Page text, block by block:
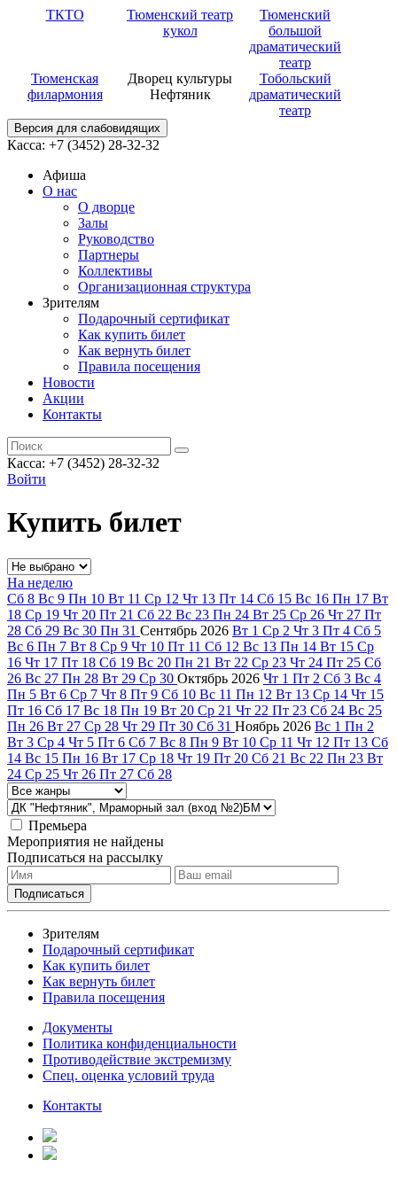
ТКТО
Тюменский театр
кукол
Тюменский
большой
драматический
театр
Тюменская
филармония
Дворец культуры
Нефтяник
Тобольский
драматический
театр
Версия для слабовидящих
Касса: +7 (3452) 28-32-32
Афиша
О нас
О дворце
Залы
Руководство
Партнеры
Коллективы
Организационная структура
Зрителям
Подарочный сертификат
Как купить билет
Как вернуть билет
Правила посещения
Новости
Акции
Контакты
Касса: +7 (3452) 28-32-32
Войти
Купить билет
На неделю
Сб 8 Вс 9 Пн 10 Вт 11 Ср 12 Чт 13 Пт 14 Сб 15 Вс 16 Пн 17 Вт
18 Ср 19 Чт 20 Пт 21 Сб 22 Вс 23 Пн 24 Вт 25 Ср 26 Чт 27 Пт
28 Сб 29 Вс 30 Пн 31 Сентябрь 2026 Вт 1 Ср 2 Чт 3 Пт 4 Сб 5
Вс 6 Пн 7 Вт 8 Ср 9 Чт 10 Пт 11 Сб 12 Вс 13 Пн 14 Вт 15 Ср
16 Чт 17 Пт 18 Сб 19 Вс 20 Пн 21 Вт 22 Ср 23 Чт 24 Пт 25 Сб
26 Вс 27 Пн 28 Вт 29 Ср 30 Октябрь 2026 Чт 1 Пт 2 Сб 3 Вс 4
Пн 5 Вт 6 Ср 7 Чт 8 Пт 9 Сб 10 Вс 11 Пн 12 Вт 13 Ср 14 Чт 15
Пт 16 Сб 17 Вс 18 Пн 19 Вт 20 Ср 21 Чт 22 Пт 23 Сб 24 Вс 25
Пн 26 Вт 27 Ср 28 Чт 29 Пт 30 Сб 31 Ноябрь 2026 Вс 1 Пн 2
Вт 3 Ср 4 Чт 5 Пт 6 Сб 7 Вс 8 Пн 9 Вт 10 Ср 11 Чт 12 Пт 13 Сб
14 Вс 15 Пн 16 Вт 17 Ср 18 Чт 19 Пт 20 Сб 21 Вс 22 Пн 23 Вт
24 Ср 25 Чт 26 Пт 27 Сб 28
Премьера
Мероприятия не найдены
Подписаться на рассылку
Зрителям
Подарочный сертификат
Как купить билет
Как вернуть билет
Правила посещения
Документы
Политика конфиденциальности
Противодействие экстремизму
Спец. оценка условий труда
Контакты